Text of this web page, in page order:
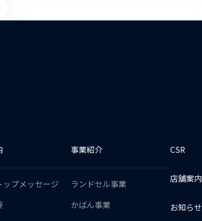
ップメッセージ
事業紹介
ランドセル事業
かばん事業
CSR
店舗案内
お知らせ